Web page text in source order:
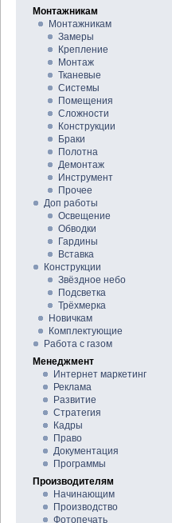
Монтажникам
Монтажникам
Замеры
Крепление
Монтаж
Тканевые
Системы
Помещения
Сложности
Конструкции
Браки
Полотна
Демонтаж
Инструмент
Прочее
Доп работы
Освещение
Обводки
Гардины
Вставка
Конструкции
Звёздное небо
Подсветка
Трёхмерка
Новичкам
Комплектующие
Работа с газом
Менеджмент
Интернет маркетинг
Реклама
Развитие
Стратегия
Кадры
Право
Документация
Программы
Производителям
Начинающим
Производство
Фотопечать